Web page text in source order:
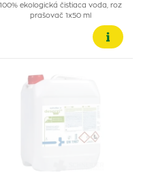
100% ekologická čistiaca voda, roz
prašovač 1x50 ml